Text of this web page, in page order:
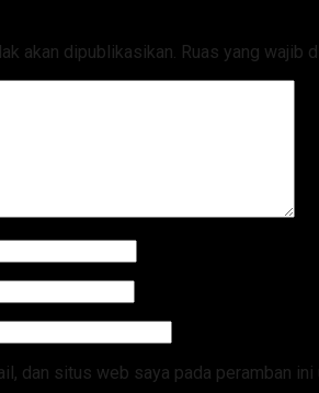
akan dipublikasikan. Ruas yang wajib
dan situs web saya pada peramban